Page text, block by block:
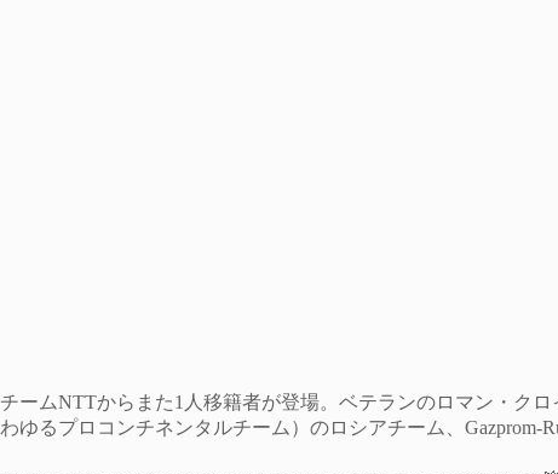
チームNTTからまた1人移籍者が登場。ベテランのロマン・クロ
わゆるプロコンチネンタルチーム）のロシアチーム、Gazprom-